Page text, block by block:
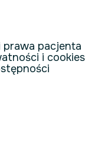
prawa pacjenta
i cookies